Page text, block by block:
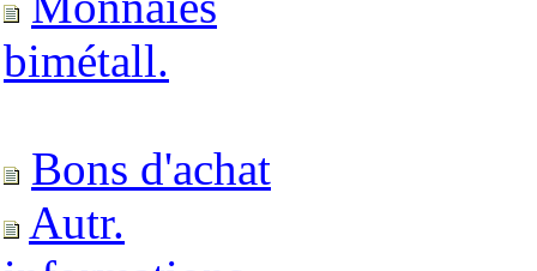
bimétall.
Bons d'achat
Autr.